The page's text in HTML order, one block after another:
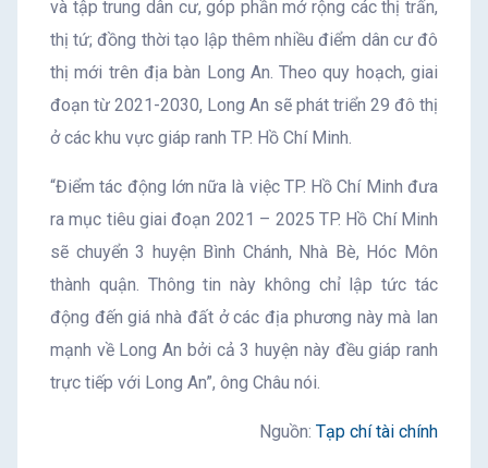
và tập trung dân cư, góp phần mở rộng các thị trấn,
thị tứ; đồng thời tạo lập thêm nhiều điểm dân cư đô
thị mới trên địa bàn Long An. Theo quy hoạch, giai
đoạn từ 2021-2030, Long An sẽ phát triển 29 đô thị
ở các khu vực giáp ranh TP. Hồ Chí Minh.
“Điểm tác động lớn nữa là việc TP. Hồ Chí Minh đưa
ra mục tiêu giai đoạn 2021 – 2025 TP. Hồ Chí Minh
sẽ chuyển 3 huyện Bình Chánh, Nhà Bè, Hóc Môn
thành quận. Thông tin này không chỉ lập tức tác
động đến giá nhà đất ở các địa phương này mà lan
mạnh về Long An bởi cả 3 huyện này đều giáp ranh
trực tiếp với Long An”, ông Châu nói.
Nguồn: Tạp chí tài chính